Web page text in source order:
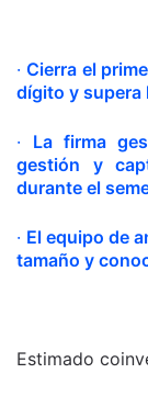
·Cierra el
dígito y
· La firma
gestión y
durante el
· El equipo de
tamaño y
Estimado